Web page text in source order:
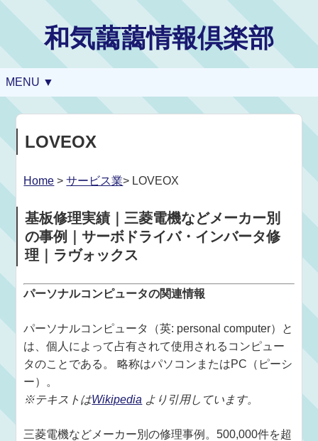
和気藹藹情報倶楽部
MENU ▼
LOVEOX
Home >サービス業> LOVEOX
基板修理実績｜三菱電機などメーカー別
の事例｜サーボドライバ・インバータ修
理｜ラヴォックス
パーソナルコンピュータの関連情報
パーソナルコンピュータ（英: personal computer）と
は、個人によって占有されて使用されるコンピュー
タのことである。 略称はパソコンまたはPC（ピーシ
ー）。
※テキストはWikipedia より引用しています。
三菱電機などメーカー別の修理事例。500,000件を超